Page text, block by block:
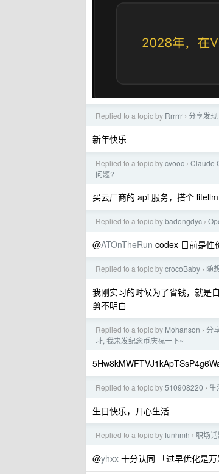
Replied to a topic by Rrrrrr › 分享发现
新年快乐
Replied to a topic bycvooc › Claude
问题?
买云厂商的 api 服务，搭个
Replied to a topic bybadongdyc ›
@ATOnTheRun codex 目前是性
Replied to a topic bycrocoBaby › 随
我刚实习的时候为了省钱，就是
剪不明白
Replied to a topic by Mohanson › 分
址, 我来发纪念币庆祝一下~
Replied to a topic by510908220 › 生
生日快乐，开心生活
Replied to a topic byfunhmh › 职场
@yhxx 十分认同 「过早优化是